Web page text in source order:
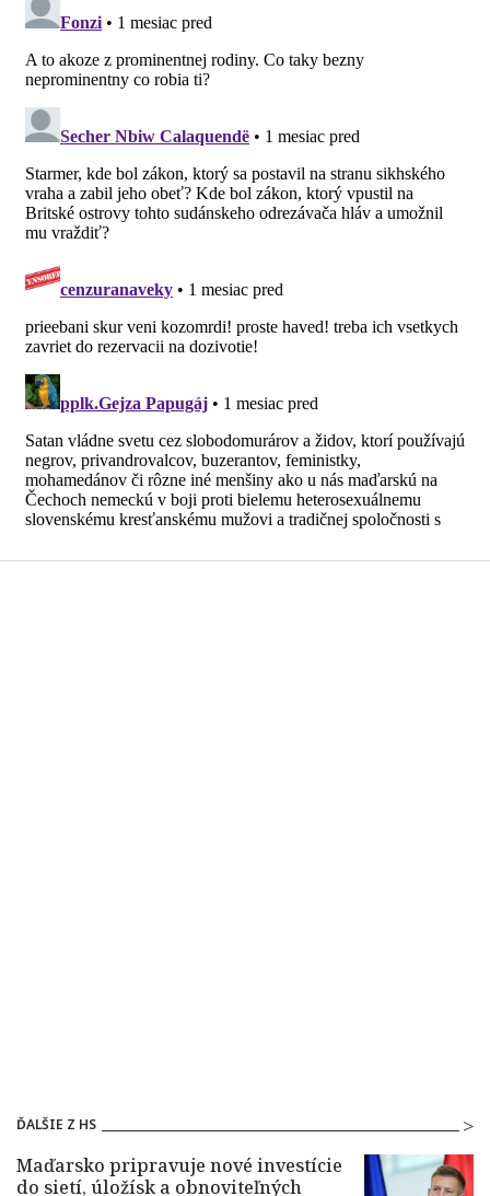
ĎALŠIE Z HS
Maďarsko pripravuje nové investície
do sietí, úložísk a obnoviteľných